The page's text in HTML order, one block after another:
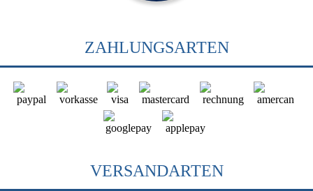
ZAHLUNGSARTEN
VERSANDARTEN